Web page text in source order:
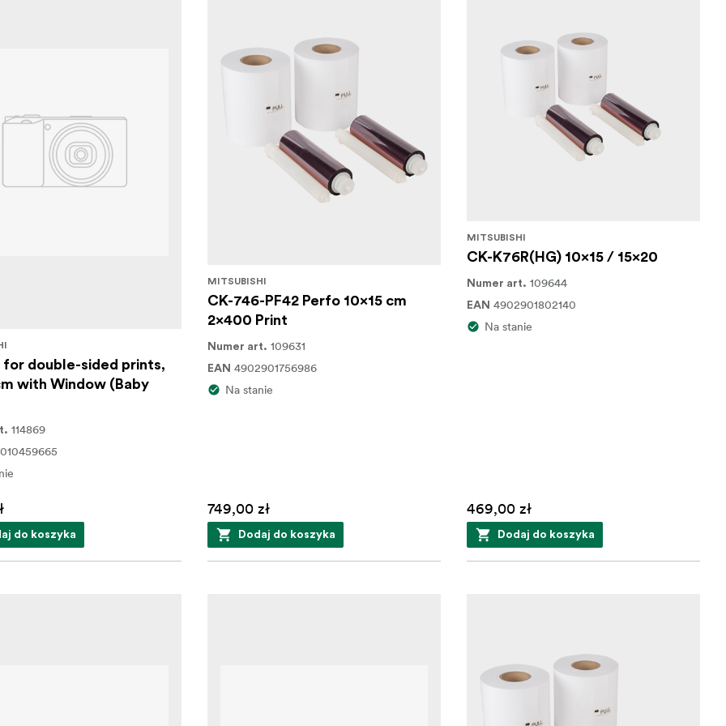
for double-sided prints,
with Window (Baby
114869
do koszyka
MITSUBISHI
CK-746-PF42 Perfo 10x15 cm
2x400 Print
Numer art. 109631
EAN 4902901756986
Na stanie
749,00 zł
Dodaj do koszyka
MITSUBISHI
CK-K76R(HG) 10x15 / 15x20
Numer art. 109644
EAN 4902901802140
Na stanie
469,00 zł
Dodaj do koszyka